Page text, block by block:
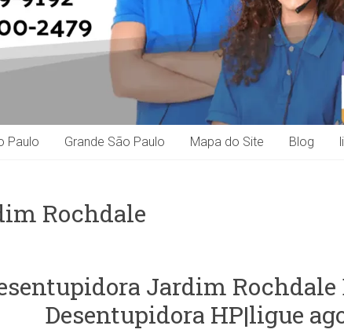
Paulo Grande São Paulo Mapa do Site Blog
Rochdale
Jardim
Desentupidora HP|ligue